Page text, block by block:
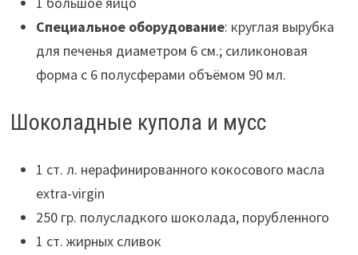
Специальное оборудование: круглая вырубка
для печенья диаметром 6 см.; силиконовая
форма с 6 полусферами объёмом 90 мл.
Шоколадные купола и мусс
1 ст. л. нерафинированного кокосового масла
extra-virgin
250 гр. полусладкого шоколада, порубленного
1 ст. жирных сливок